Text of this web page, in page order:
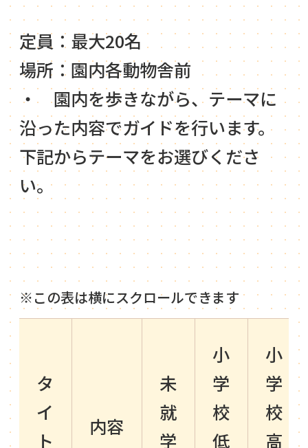
定員：最大20名
場所：園内各動物舎前
・ 園内を歩きながら、テーマに
沿った内容でガイドを行います。
下記からテーマをお選びくださ
い。
タ
イ
ト
内容
未
就
学
小
学
校
低
小
学
校
高